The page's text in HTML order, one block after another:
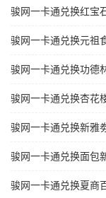
骏网一卡通兑换红宝
骏网一卡通兑换元祖
骏网一卡通兑换功德
骏网一卡通兑换杏花
骏网一卡通兑换新雅
骏网一卡通兑换面包
骏网一卡通兑换夏商